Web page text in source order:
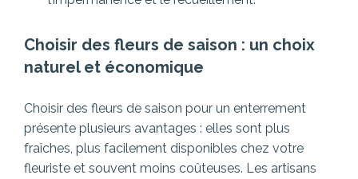
Choisir des fleurs de saison : un choix
naturel et économique
Choisir des fleurs de saison pour un enterrement
présente plusieurs avantages : elles sont plus
fraîches, plus facilement disponibles chez votre
fleuriste et souvent moins coûteuses. Les artisans